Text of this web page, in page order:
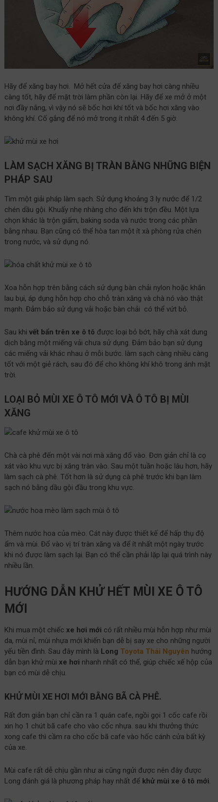
Hãy để xăng bay hơi. Mở hết cửa để xăng bay hơi càng nhiều
càng tốt, hãy để mặt trời làm phần còn lại. Hãy để xe mở ở một
nơi đầy nắng, vì vậy nó sẽ bốc hơi khí tốt và bốc hơi xăng vào
không khí. Cố gắng để nó mở trong ít nhất 4 đến 5 giờ.
LÀM SẠCH XĂNG BỊ TRÀN BẰNG NHỮNG BIỆN
PHÁP SAU
Tìm một giải pháp làm sạch. Sử dụng khoảng 3 ly nước để 1/2
chén dầu gội. Khuấy nhẹ nhàng cho đến khi trộn đều. Một lựa
chọn khác là trộn giấm, baking soda và nước trong các phần
bằng nhau. Bạn cũng có thể hòa tan một ít xà phòng rửa chén
trong nước, và sử dụng nó.
Xoa hỗn hợp trên bằng cách sử dụng bàn chải nylon hoặc khăn
lau bụi, áp dụng hỗn hợp cho chỗ tràn xăng và chà nó vào thật
mạnh. Đảm bảo sử dụng vải hoặc bàn chải có thể vứt bỏ.
Sau khi vết bẩn trên xe ô tô được loại bỏ bớt, hãy chà xát dung
dịch bằng một miếng vải chưa sử dụng. Đảm bảo bạn sử dụng
các miếng vải khác nhau ở mỗi bước. làm sạch càng nhiều càng
tốt với một giẻ rách, sau đó để cho không khí khô trong ánh mặt
trời.
LOẠI BỎ MÙI XE Ô TÔ MỚI VÀ Ô TÔ BỊ MÙI
XĂNG
Chà cà phê đến một vài nơi mà xăng đổ vào. Đơn giản chỉ là cọ
xát vào khu vực bị xăng tràn vào. Sau một tuần hoặc lâu hơn, hãy
làm sạch cà phê. Tốt hơn là sử dụng cà phê trước khi bạn làm
sạch nó bằng dầu gội đầu trong khu vực.
Thêm nước hoa của mèo. Cát này được thiết kế để hấp thụ độ
ẩm và mùi. Đổ vào vị trí tràn xăng và để ít nhất một ngày trước
khi nó được làm sạch lại. Bạn có thể cần phải lặp lại quá trình này
nhiều lần.
HƯỚNG DẪN KHỬ HẾT MÙI XE Ô TÔ
MỚI
Khi mua một chiếc xe hơi mới có rất nhiều mùi hỗn hợp như mùi
da, mùi nỉ, mùi nhựa mới khiến bạn dễ bị say xe cho những người
yếu tiền đình. Sau đây mình là Long Toyota Thái Nguyên hướng
dẫn bạn khử mùi xe hơi nhanh nhất có thể, giúp chiếc xế hộp của
bạn có mùi dễ chịu.
KHỬ MÙI XE HƠI MỚI BẰNG BÃ CÀ PHÊ.
Rất đơn giản bạn chỉ cần ra 1 quán cafe, ngồi gọi 1 cốc cafe rồi
xin họ 1 chút bã cafe cho vào cốc nhựa. sau khi thưởng thức
xong cafe thì cầm ra cho cốc bã cafe vào hốc cánh cửa bất kỳ
của xe.
Mùi cafe rất dễ chịu gần như ai cũng ngửi được nên đây được
Long đánh giá là phương pháp hay nhất để khử mùi xe ô tô mới.